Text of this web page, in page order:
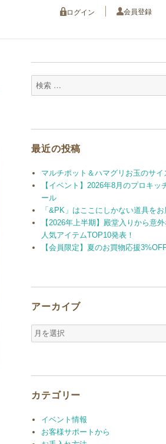
ログイン 会員登録
検
最近の投稿
マルチポット＆ハマグリお玉のサイ
【イベント】2026年8月のプロキッ
ール
「&PK」はここにしかない道具を
【2026年上半期】殿堂入りから意外
人気アイテムTOP10発表！
【会員限定】夏のお買物応援
アーカイブ
ア
ー
カテゴリー
イベント情報
お客様サポートから